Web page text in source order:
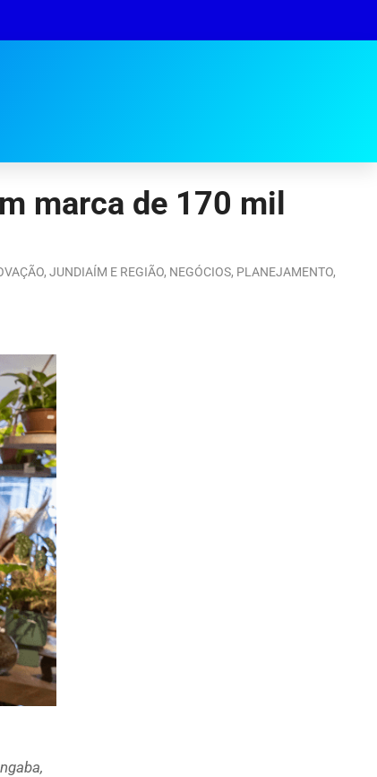
marca de 170 mil
, JUNDIAÍM E REGIÃO, NEGÓCIOS, PLANEJAMENTO,